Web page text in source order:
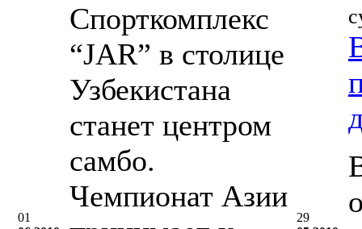
01
Спорткомплекс
“JAR” в столице
Узбекистана
станет центром
самбо.
Чемпионат Азии
29